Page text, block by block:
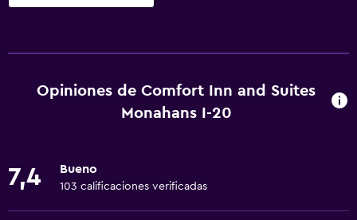
Wifi gratis
Wifi disponible en todas las instalaciones
Extinguidor
Champú
Opiniones de Comfort Inn and Suites
Monahans I-20
7,4 Bueno
103 calificaciones verificadas